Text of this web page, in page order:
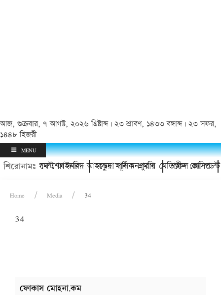
আজ, শুক্রবার, ৭ আগস্ট, ২০২৬ খ্রিষ্টাব্দ | ২৩ শ্রাবণ, ১৪৩৩ বঙ্গাব্দ | ২৩ সফর,
১৪৪৮ হিজরী
MENU
শিরোনামঃকরলেন শেখ ফরিদ আহম্মেদ মানিক এমপি শহীদ
টুর্নামেন্ট ফাইনাল কচুয়া পূর্ব মনপুরায় মেডিকেল ক্যাম্প
Home Media 34
34
ফোকাস মোহনা.কম